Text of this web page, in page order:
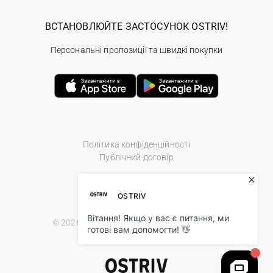
Політика конфіденційності
Публічний договір
© 2026 Ostriv.ua Store. All Rights Reserved.
ВСТАНОВЛЮЙТЕ ЗАСТОСУНОК OSTRIV!
Персональні пропозиції та швидкі покупки